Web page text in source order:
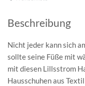
Beschreibung
Nicht jeder kann sich
sollte seine Füße mit
mit diesen Lillsstrom
Hausschuhen aus